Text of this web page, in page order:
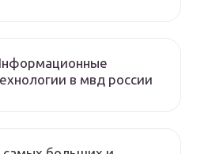
в мвд россии